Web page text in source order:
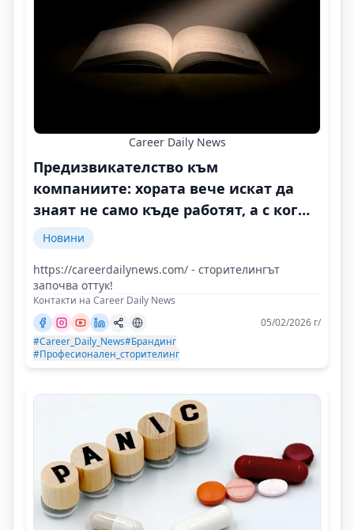
Career Daily News
Предизвикателство към
компаниите: хората вече искат да
знаят не само къде работят, а с кого
и защо
Новини
https://careerdailynews.com/ - сторителингът
започва оттук!
Контакти на Career Daily News
05/02/2026 г/
#Career_Daily_News#Брандинг
#Професионален_сторителинг